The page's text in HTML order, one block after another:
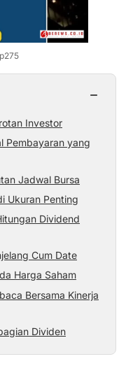
−
Investor
Pembayaran yang
Jadwal Bursa
Ukuran Penting
Dividend
Cum Date
Harga Saham
Bersama Kinerja
Dividen